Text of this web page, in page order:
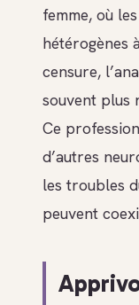
femme, où
hétérogènes
censure,
souvent plus
Ce
d’autres
les troubles
peuvent